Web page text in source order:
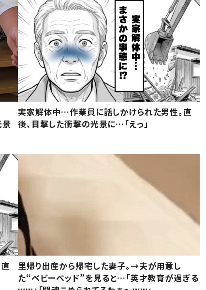
景
実家解体中…作業員に話しかけられた男性。直
後、目撃した衝撃の光景に…「えっ」
里帰り出産から帰宅した妻子。→夫が用意し
た“ベビーベッド”を見ると…「英才教育が過ぎる